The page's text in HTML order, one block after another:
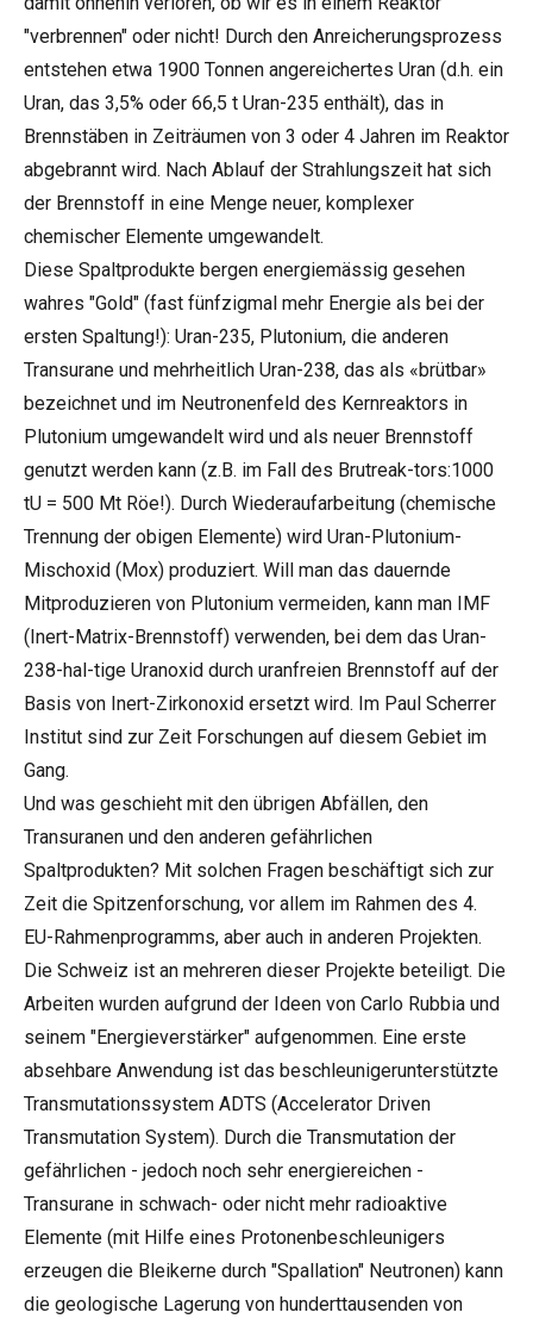
"verbrennen" oder nicht! Durch den Anreicherungsprozess
entstehen etwa 1900 Tonnen angereichertes Uran (d.h. ein
Uran, das 3,5% oder 66,5 t Uran-235 enthält), das in
Brennstäben in Zeiträumen von 3 oder 4 Jahren im Reaktor
abgebrannt wird. Nach Ablauf der Strahlungszeit hat sich
der Brennstoff in eine Menge neuer, komplexer
chemischer Elemente umgewandelt.
Diese Spaltprodukte bergen energiemässig gesehen
wahres "Gold" (fast fünfzigmal mehr Energie als bei der
ersten Spaltung!): Uran-235, Plutonium, die anderen
Transurane und mehrheitlich Uran-238, das als «brütbar»
bezeichnet und im Neutronenfeld des Kernreaktors in
Plutonium umgewandelt wird und als neuer Brennstoff
genutzt werden kann (z.B. im Fall des Brutreak-tors:1000
tU = 500 Mt Röe!). Durch Wiederaufarbeitung (chemische
Trennung der obigen Elemente) wird Uran-Plutonium-
Mischoxid (Mox) produziert. Will man das dauernde
Mitproduzieren von Plutonium vermeiden, kann man IMF
(Inert-Matrix-Brennstoff) verwenden, bei dem das Uran-
238-hal-tige Uranoxid durch uranfreien Brennstoff auf der
Basis von Inert-Zirkonoxid ersetzt wird. Im Paul Scherrer
Institut sind zur Zeit Forschungen auf diesem Gebiet im
Gang.
Und was geschieht mit den übrigen Abfällen, den
Transuranen und den anderen gefährlichen
Spaltprodukten? Mit solchen Fragen beschäftigt sich zur
Zeit die Spitzenforschung, vor allem im Rahmen des 4.
EU-Rahmenprogramms, aber auch in anderen Projekten.
Die Schweiz ist an mehreren dieser Projekte beteiligt. Die
Arbeiten wurden aufgrund der Ideen von Carlo Rubbia und
seinem "Energieverstärker" aufgenommen. Eine erste
absehbare Anwendung ist das beschleunigerunterstützte
Transmutationssystem ADTS (Accelerator Driven
Transmutation System). Durch die Transmutation der
gefährlichen - jedoch noch sehr energiereichen -
Transurane in schwach- oder nicht mehr radioaktive
Elemente (mit Hilfe eines Protonenbeschleunigers
erzeugen die Bleikerne durch "Spallation" Neutronen) kann
die geologische Lagerung von hunderttausenden von